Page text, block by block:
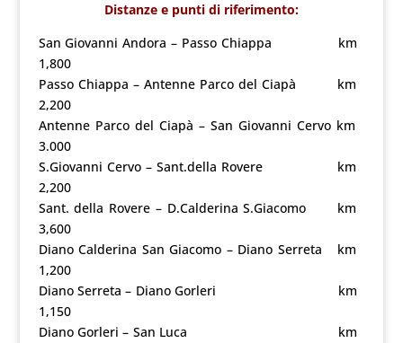
Distanze e punti di riferimento:
San Giovanni Andora – Passo Chiappa km
1,800
Passo Chiappa – Antenne Parco del Ciapà km
2,200
Antenne Parco del Ciapà – San Giovanni Cervo km
3.000
S.Giovanni Cervo – Sant.della Rovere km
2,200
Sant. della Rovere – D.Calderina S.Giacomo km
3,600
Diano Calderina San Giacomo – Diano Serreta km
1,200
Diano Serreta – Diano Gorleri km
1,150
Diano Gorleri – San Luca km